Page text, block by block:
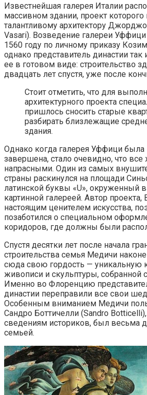
Известнейшая галерея Италии
массивном здании, проект
талантливому архитектору
Vasari). Возведение галереи
1560 году по личному приказу
однако представитель династии так
ее в готовом виде: строительство
двадцать лет спустя, уже после
Стоит отметить, что для
архитектурного проекта
пришлось сносить старые
разбирать близлежащие
здания.
Однако когда галерея Уффици была
завершена, стало очевидно, что
напрасными. Один из самых
страны раскинулся на площади
латинской буквы «U», окруженный
картинной галереей. Автор проекта,
настоящим ценителем искусства,
позаботился о специальном
коридоров, где должны были
Спустя десятки лет после начала
строительства семья Медичи
сюда свою гордость — уникальную
живописи и скульптуры, собранной
Именно во Флоренцию
династии переправили все свои
Особенным вниманием Медичи
Сандро Боттичелли (Sandro
сведениям историков, был весьма
семьей.